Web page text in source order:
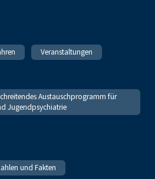
Veranstaltungen
Austauschprogramm für
Jugendpsychiatrie
und Fakten